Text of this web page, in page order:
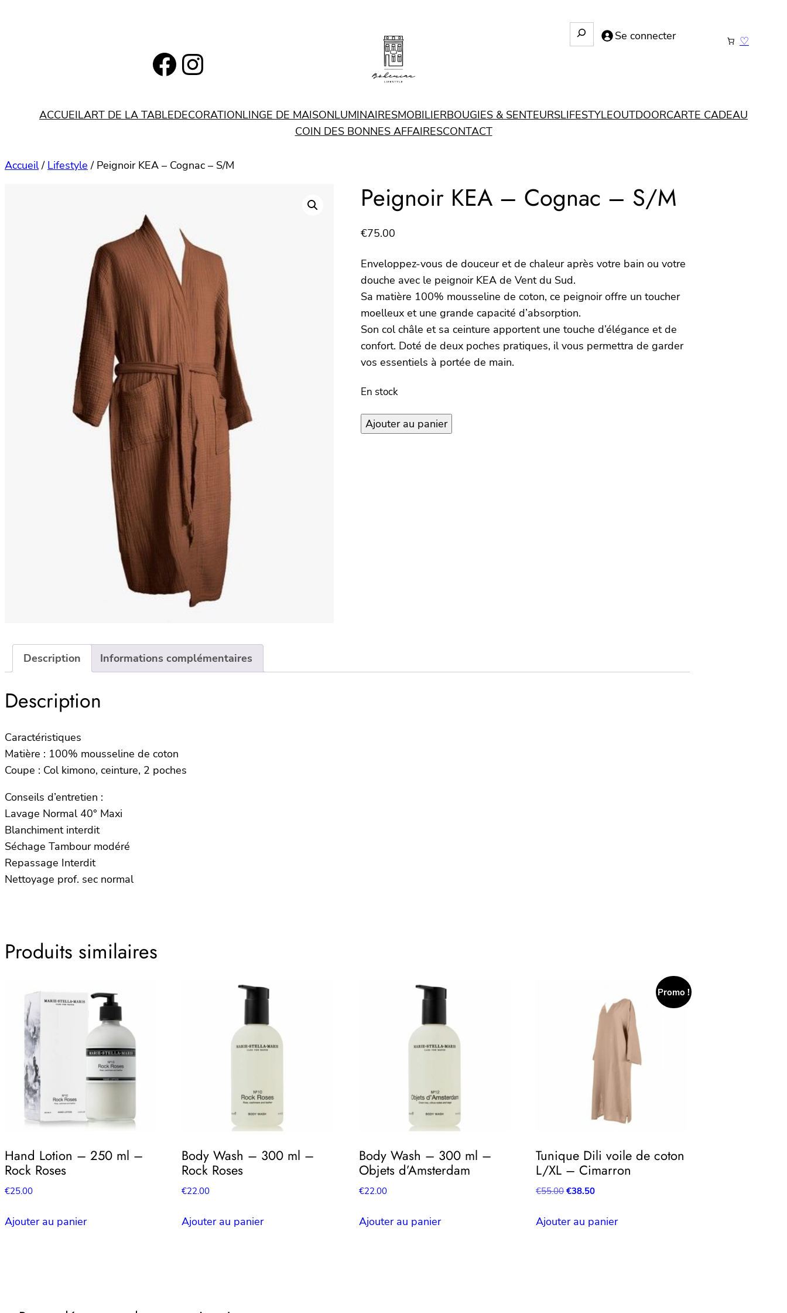
https://www.facebook.com/bohemianlifestyle.be Instagram
e
c
Se connecter ♡
ACCUEILART DE LA TABLEDECORATIONLINGE DE MAISONLUMINAIRESMOBILIERBOUGIES & SENTEURSLIFESTYLEOUTDOORCARTE CADEAU
COIN DES BONNES AFFAIRESCONTACT
Accueil/ Lifestyle / Peignoir KEA – Cognac – S/M
Peignoir KEA – Cognac – S/M
€75.00
Enveloppez-vous de douceur et de chaleur après votre bain ou votre
douche avec le peignoir KEA de Vent du Sud.
Sa matière 100% mousseline de coton, ce peignoir offre un toucher
moelleux et une grande capacité d’absorption.
Son col châle et sa ceinture apportent une touche d’élégance et de
confort. Doté de deux poches pratiques, il vous permettra de garder
vos essentiels à portée de main.
En stock
quantité
de
Ajouter au panier
Description Informations complémentaires
Description
Caractéristiques
Matière : 100% mousseline de coton
Coupe : Col kimono, ceinture, 2 poches
Conseils d’entretien :
Lavage Normal 40° Maxi
Blanchiment interdit
Séchage Tambour modéré
Repassage Interdit
Nettoyage prof. sec normal
Produits similaires
Hand Lotion – 250 ml –
Rock Roses
€25.00
Ajouter au panier
Body Wash – 300 ml –
Rock Roses
€22.00
Ajouter au panier
Body Wash – 300 ml –
Objets d’Amsterdam
€22.00
Ajouter au panier
Promo !
Tunique Dili voile de coton
L/XL – Cimarron
€55.00Le
initial
€38.50Le
actuel
Ajouter au panier